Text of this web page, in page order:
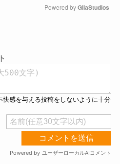
Powered by GliaStudios